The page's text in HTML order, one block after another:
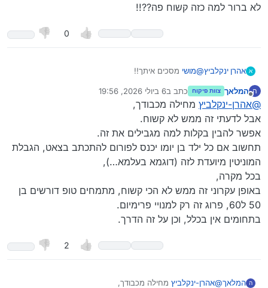
לא ברור למה כזה קשוח פה??!!
0
א אהרן ינקלביץ@מושי מסכים איתך!!
ה
מנותק
המלאך צוות פיקוח כתב ב6 ביולי 2026, 19:56
נערך לאחרונה על ידי
@אהרן-ינקלביץ מחילה מכבודך,
אבל לדעתי זה ממש לא קשוח.
אפשר להבין בקלות למה מגבילים את זה.
תחשוב אם כל ילד בן יומו יכנס לפורום להתכתב בצאט, הגבלת
המוניטין מיועדת לזה (דוגמא בעלמא…),
בכל מקרה,
באופן עקרוני זה ממש לא הכי קשוח, מתמחים טופ דורשים בן
50 ל60, פרוג זה רק למנויי פרימיום.
בתחומים אין בכלל, וכן על זה הדרך.
2
ה המלאך@אהרן-ינקלביץ מחילה מכבודך,